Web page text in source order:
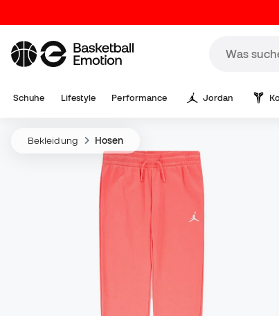
Schuhe Lifestyle Performance Jordan
Bekleidung Hosen